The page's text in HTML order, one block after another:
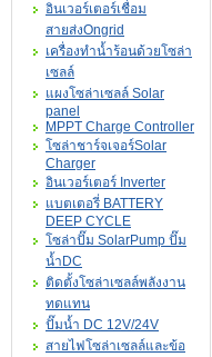
อินเวอร์เตอร์เชื่่อม
สายส่งOngrid
เครื่องทำน้ำร้อนด้วยโซล่า
เซลล์
แผงโซล่าเซลล์ Solar
panel
MPPT Charge Controller
โซล่าชาร์จเจอร์Solar
Charger
อินเวอร์เตอร์ Inverter
แบตเตอรี่ BATTERY
DEEP CYCLE
โซล่าปั๊ม SolarPump ปั๊ม
น้ำDC
ติดตั้งโซล่าเซลล์พลังงาน
ทดแทน
ปั๊มน้ำ DC 12V/24V
สายไฟโซล่าเซลล์และข้อ